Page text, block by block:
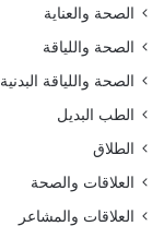
الصحة والعناية
الصحة واللياقة
الصحة واللياقة البدنية
الطب البديل
الطلاق
العلاقات والصحة
العلاقات والمشاعر